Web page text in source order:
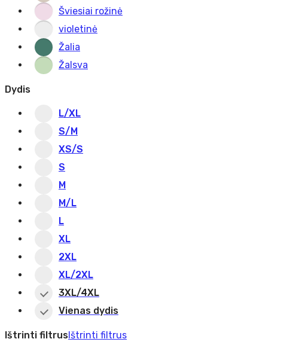
Šviesiai rožinė
violetinė
Žalia
Žalsva
Dydis
L/XL
S/M
XS/S
S
M
M/L
L
XL
2XL
XL/2XL
3XL/4XL
Vienas dydis
Ištrinti filtrus Ištrinti filtrus